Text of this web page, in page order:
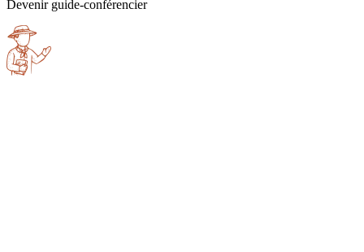
Devenir guide-conférencier